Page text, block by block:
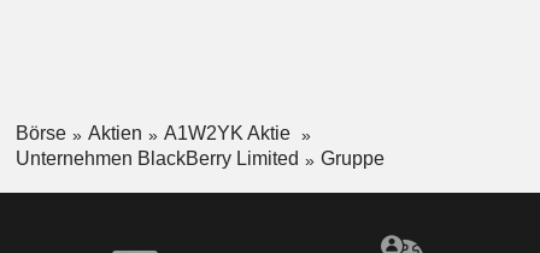
Börse Aktien
A1W2YK Aktie
Unternehmen BlackBerry Limited
Gruppe